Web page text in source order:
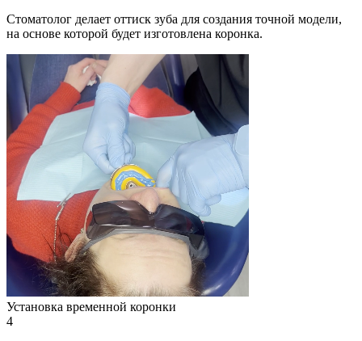
Стоматолог делает оттиск зуба для создания точной модели,
на основе которой будет изготовлена коронка.
Установка временной коронки
4